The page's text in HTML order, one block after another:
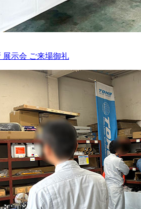
展示会 ご来場御礼